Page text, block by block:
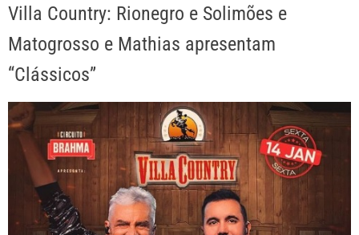
Villa Country: Rionegro e Solimões e
Matogrosso e Mathias apresentam
“Clássicos”